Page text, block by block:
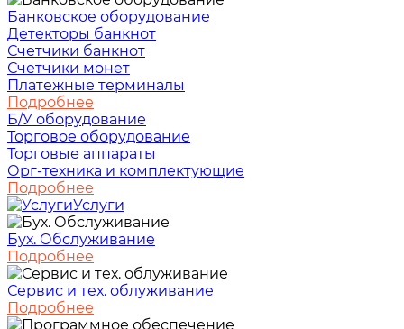
Банковское оборудование
Детекторы банкнот
Счетчики банкнот
Счетчики монет
Платежные терминалы
Подробнее
Б/У оборудование
Торговое оборудование
Торговые аппараты
Орг-техника и комплектующие
Подробнее
Услуги
Бух. Обслуживание
Подробнее
Сервис и тех. облуживание
Подробнее